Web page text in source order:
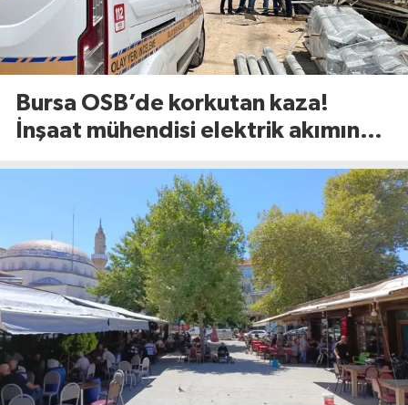
Bursa OSB’de korkutan kaza!
İnşaat mühendisi elektrik akımına